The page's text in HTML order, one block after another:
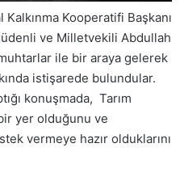
Kooperatifi Başkanı
ve Milletvekili Abdullah
ile bir araya gelerek
istişarede bulundular.
konuşmada, Tarım
yer olduğunu ve
vermeye hazır olduklarını